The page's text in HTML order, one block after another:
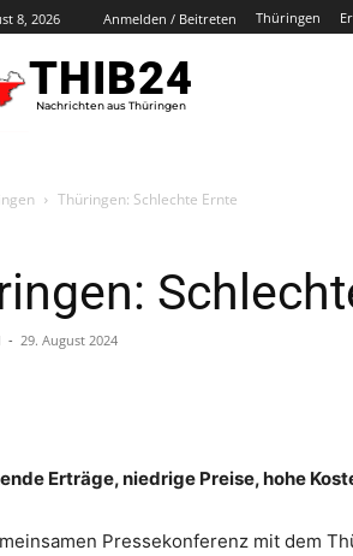
8, 2026 Anmelden / Beitreten Thüringen
THIB24
Nachrichten aus Thüringen
Thüringen: Schlechte Ernte
- 29. August 2024
Erträge, niedrige Preise, hohe
Pressekonferenz mit dem